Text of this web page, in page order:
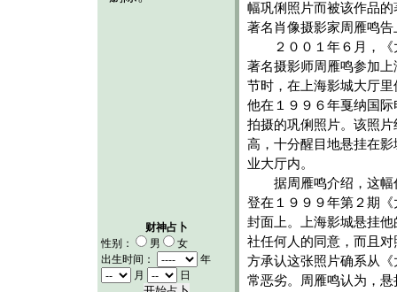
财神占卜
性别：
男
女
出生时间：
年
月
日
幅巩俐照片而被该作品
著名肖像摄影家周雁鸣告
２００１年６月，《
著名摄影师周雁鸣参加
节时，在上海影城大厅
他在１９９６年戛纳国
拍摄的巩俐照片。该照
高，十分醒目地悬挂在
业大厅内。
据周雁鸣介绍，这幅
登在１９９９年第２期
封面上。上海影城悬挂
社任何人的同意，而且
方承认这张照片确系从
常恶劣。周雁鸣认为，